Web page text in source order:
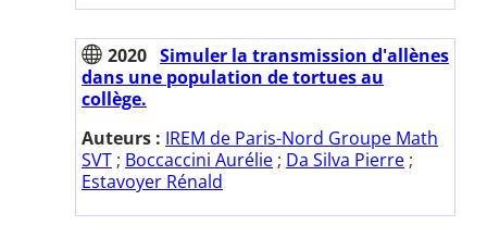
2020 Simuler la transmission d'allènes
dans une population de tortues au
collège.
Auteurs : IREM de Paris-Nord Groupe Math
SVT ; Boccaccini Aurélie ; Da Silva Pierre ;
Estavoyer Rénald